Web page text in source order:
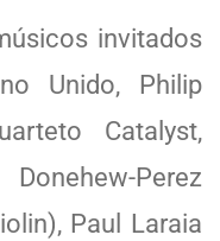
invitados
Unido, Philip
Catalyst,
Perez
Paul Laraia